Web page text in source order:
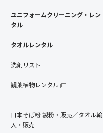
ユニフォームクリーニング・レン
タル
タオルレンタル
洗剤リスト
観葉植物レンタル
日本そば粉 製粉・販売／タオル輸
入・販売